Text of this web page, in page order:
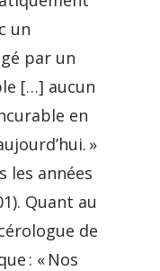
un
par un
[…] aucun
en
»
les années
Quant au
de
: « Nos